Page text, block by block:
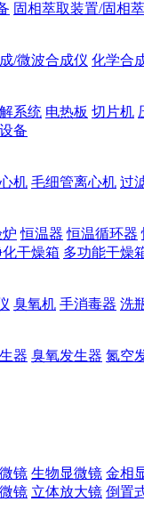
固相萃取装置/固相
/微波合成仪 化学合
系统 电热板 切片机
备
机 毛细管离心机 过
恒温器 恒温循环器
化干燥箱 多功能干燥
臭氧机 手消毒器 洗
器 臭氧发生器 氮空
镜 生物显微镜 金相
镜 立体放大镜 倒置